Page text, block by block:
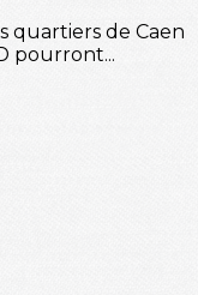
quartiers de Caen
pourront...